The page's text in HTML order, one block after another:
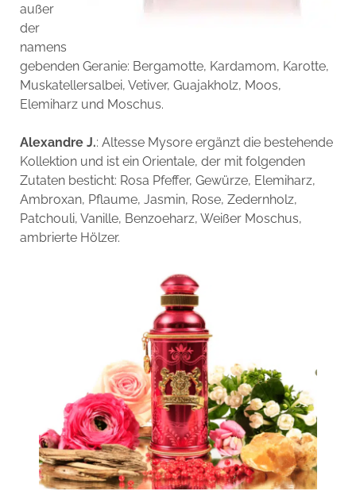
außer
der
namens
gebenden Geranie: Bergamotte, Kardamom, Karotte,
Muskatellersalbei, Vetiver, Guajakholz, Moos,
Elemiharz und Moschus.
Alexandre J.: Altesse Mysore ergänzt die bestehende
Kollektion und ist ein Orientale, der mit folgenden
Zutaten besticht: Rosa Pfeffer, Gewürze, Elemiharz,
Ambroxan, Pflaume, Jasmin, Rose, Zedernholz,
Patchouli, Vanille, Benzoeharz, Weißer Moschus,
ambrierte Hölzer.